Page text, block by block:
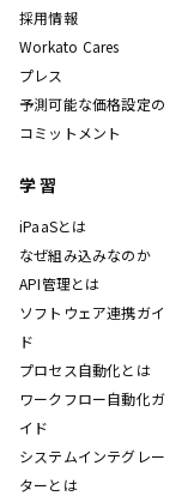
採用情報
Workato Cares
プレス
予測可能な価格設定の
コミットメント
学習
iPaaSとは
なぜ組み込みなのか
API管理とは
ソフトウェア連携ガイ
ド
プロセス自動化とは
ワークフロー自動化ガ
イド
システムインテグレー
ターとは